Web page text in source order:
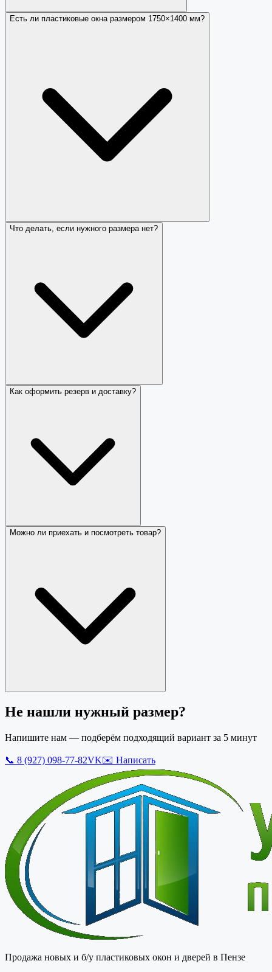
Есть ли пластиковые окна размером 1750×1400 мм?
Что делать, если нужного размера нет?
Как оформить резерв и доставку?
Можно ли приехать и посмотреть товар?
Не нашли нужный размер?
Напишите нам — подберём подходящий вариант за 5 минут
📞 8 (927) 098-77-82VK✉️ Написать
Продажа новых и б/у пластиковых окон и дверей в Пензе